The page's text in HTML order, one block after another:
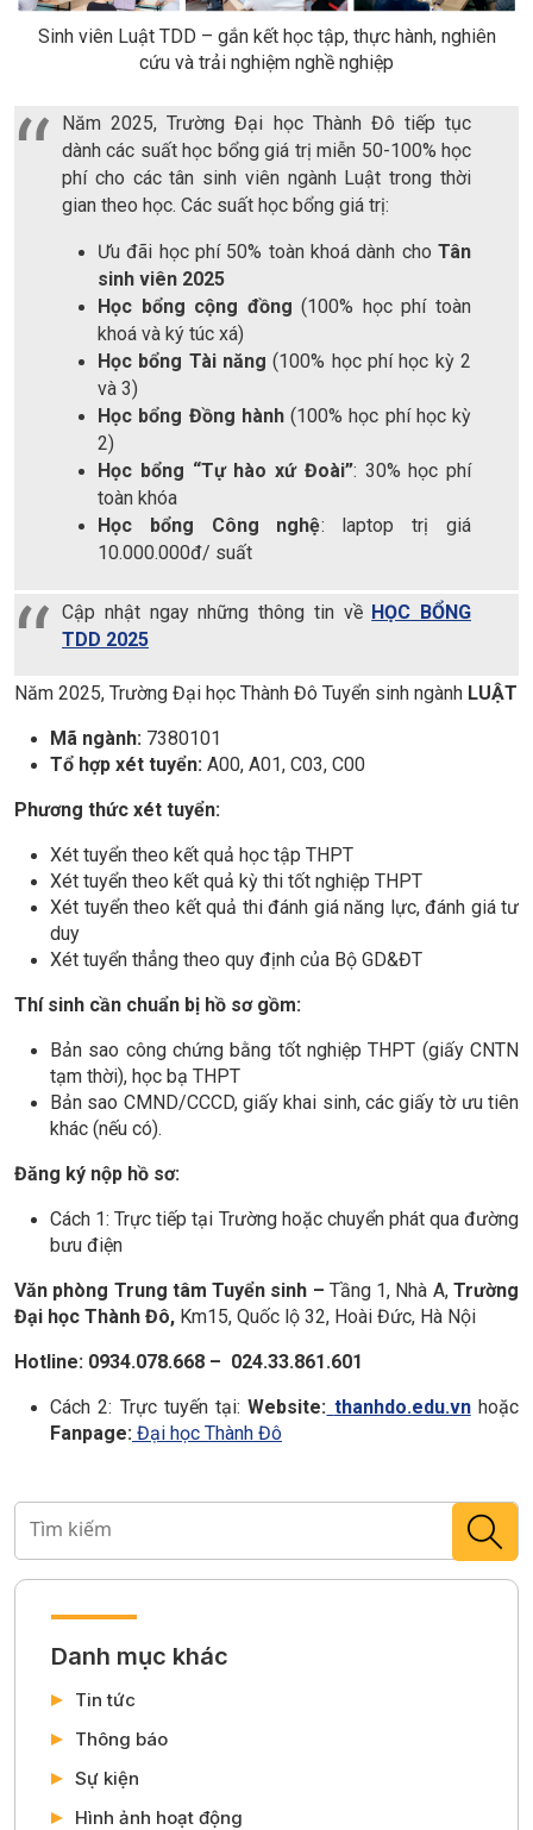
Sinh viên Luật TDD – gắn kết học tập, thực hành, nghiên
cứu và trải nghiệm nghề nghiệp
Năm 2025, Trường Đại học Thành Đô tiếp tục
dành các suất học bổng giá trị miễn 50-100% học
phí cho các tân sinh viên ngành Luật trong thời
gian theo học. Các suất học bổng giá trị:
Ưu đãi học phí 50% toàn khoá dành cho Tân
sinh viên 2025
Học bổng cộng đồng (100% học phí toàn
khoá và ký túc xá)
Học bổng Tài năng (100% học phí học kỳ 2
và 3)
Học bổng Đồng hành(100% học phí học kỳ
2)
Học bổng “Tự hào xứ Đoài”: 30% học phí
toàn khóa
Học bổng Công nghệ: laptop trị giá
10.000.000đ/ suất
Cập nhật ngay những thông tin về HỌC BỔNG
TDD 2025
Năm 2025, Trường Đại học Thành Đô Tuyển sinh ngành LUẬT
Mã ngành: 7380101
Tổ hợp xét tuyển: A00, A01, C03, C00
Phương thức xét tuyển:
Xét tuyển theo kết quả học tập THPT
Xét tuyển theo kết quả kỳ thi tốt nghiệp THPT
Xét tuyển theo kết quả thi đánh giá năng lực, đánh giá tư
duy
Xét tuyển thẳng theo quy định của Bộ GD&ĐT
Thí sinh cần chuẩn bị hồ sơ gồm:
Bản sao công chứng bằng tốt nghiệp THPT (giấy CNTN
tạm thời), học bạ THPT
Bản sao CMND/CCCD, giấy khai sinh, các giấy tờ ưu tiên
khác (nếu có).
Đăng ký nộp hồ sơ:
Cách 1: Trực tiếp tại Trường hoặc chuyển phát qua đường
bưu điện
Văn phòng Trung tâm Tuyển sinh – Tầng 1, Nhà A,Trường
Đại học Thành Đô, Km15, Quốc lộ 32, Hoài Đức, Hà Nội
Hotline: 0934.078.668 – 024.33.861.601
Cách 2: Trực tuyến tại:Website: thanhdo.edu.vnhoặc
Fanpage: Đại học Thành Đô
Danh mục khác
Tin tức
Thông báo
Sự kiện
Hình ảnh hoạt động